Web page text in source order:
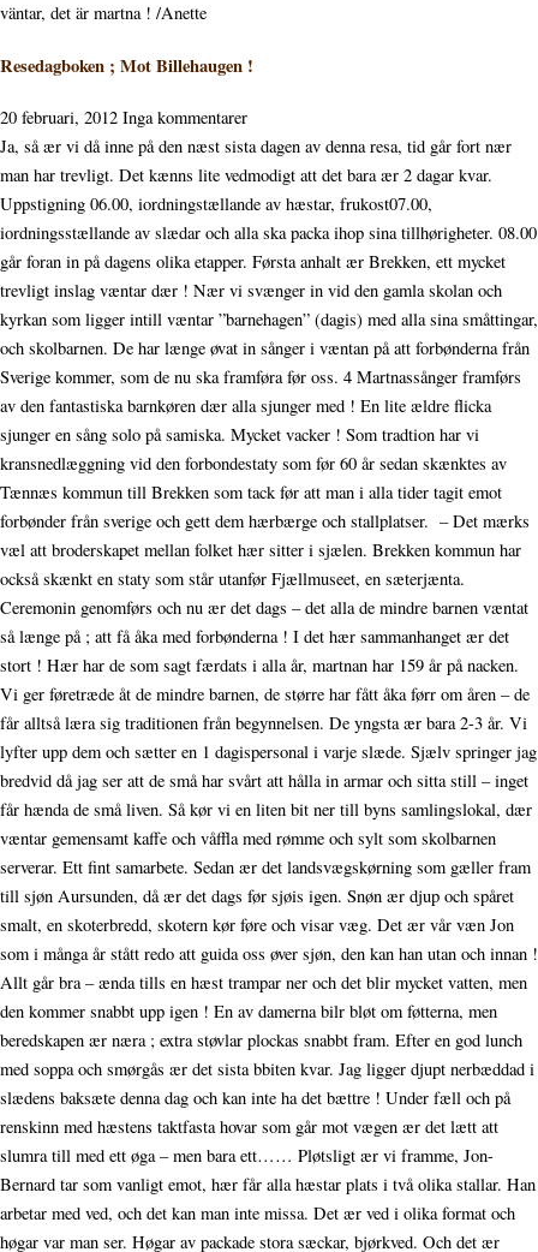
väntar, det är martna ! /Anette
Resedagboken ; Mot Billehaugen !
20 februari, 2012 Inga kommentarer
Ja, så ær vi då inne på den næst sista dagen av denna resa, tid går fort nær
man har trevligt. Det kænns lite vedmodigt att det bara ær 2 dagar kvar.
Uppstigning 06.00, iordningstællande av hæstar, frukost07.00,
iordningsstællande av slædar och alla ska packa ihop sina tillhørigheter. 08.00
går foran in på dagens olika etapper. Førsta anhalt ær Brekken, ett mycket
trevligt inslag væntar dær ! Nær vi svænger in vid den gamla skolan och
kyrkan som ligger intill væntar ”barnehagen” (dagis) med alla sina småttingar,
och skolbarnen. De har længe øvat in sånger i væntan på att forbønderna från
Sverige kommer, som de nu ska framføra før oss. 4 Martnassånger framførs
av den fantastiska barnkøren dær alla sjunger med ! En lite ældre flicka
sjunger en sång solo på samiska. Mycket vacker ! Som tradtion har vi
kransnedlæggning vid den forbondestaty som før 60 år sedan skænktes av
Tænnæs kommun till Brekken som tack før att man i alla tider tagit emot
forbønder från sverige och gett dem hærbærge och stallplatser. – Det mærks
væl att broderskapet mellan folket hær sitter i sjælen. Brekken kommun har
också skænkt en staty som står utanfør Fjællmuseet, en sæterjænta.
Ceremonin genomførs och nu ær det dags – det alla de mindre barnen væntat
så længe på ; att få åka med forbønderna ! I det hær sammanhanget ær det
stort ! Hær har de som sagt færdats i alla år, martnan har 159 år på nacken.
Vi ger føretræde åt de mindre barnen, de større har fått åka førr om åren – de
får alltså læra sig traditionen från begynnelsen. De yngsta ær bara 2-3 år. Vi
lyfter upp dem och sætter en 1 dagispersonal i varje slæde. Sjælv springer jag
bredvid då jag ser att de små har svårt att hålla in armar och sitta still – inget
får hænda de små liven. Så kør vi en liten bit ner till byns samlingslokal, dær
væntar gemensamt kaffe och våffla med rømme och sylt som skolbarnen
serverar. Ett fint samarbete. Sedan ær det landsvægskørning som gæller fram
till sjøn Aursunden, då ær det dags før sjøis igen. Snøn ær djup och spåret
smalt, en skoterbredd, skotern kør føre och visar væg. Det ær vår væn Jon
som i många år stått redo att guida oss øver sjøn, den kan han utan och innan !
Allt går bra – ænda tills en hæst trampar ner och det blir mycket vatten, men
den kommer snabbt upp igen ! En av damerna bilr bløt om føtterna, men
beredskapen ær næra ; extra støvlar plockas snabbt fram. Efter en god lunch
med soppa och smørgås ær det sista bbiten kvar. Jag ligger djupt nerbæddad i
slædens baksæte denna dag och kan inte ha det bættre ! Under fæll och på
renskinn med hæstens taktfasta hovar som går mot vægen ær det lætt att
slumra till med ett øga – men bara ett…… Pløtsligt ær vi framme, Jon-
Bernard tar som vanligt emot, hær får alla hæstar plats i två olika stallar. Han
arbetar med ved, och det kan man inte missa. Det ær ved i olika format och
høgar var man ser. Høgar av packade stora sæckar, bjørkved. Och det ær